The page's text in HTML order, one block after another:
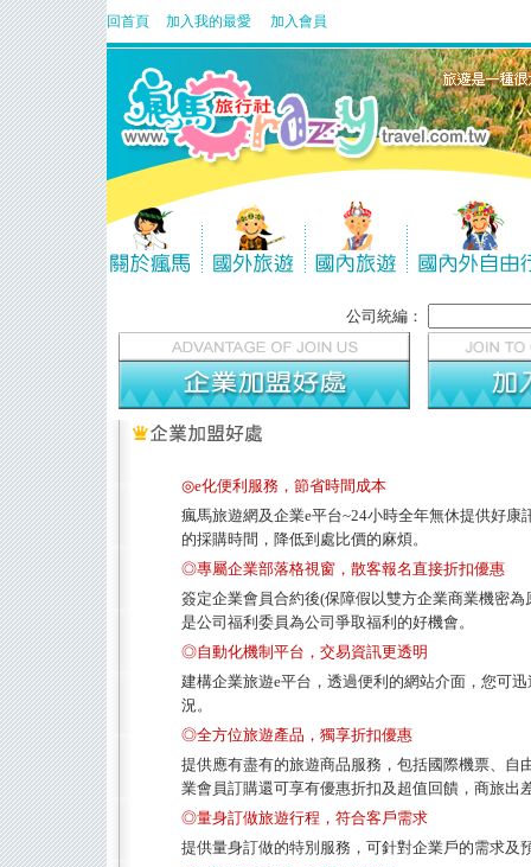
回首頁 加入我的最愛 加入會員
公司統編：
◎e化便利服務，節省時間成本
瘋馬旅遊網及企業e平台~24小時全年無休提供好
的採購時間，降低到處比價的麻煩。
◎專屬企業部落格視窗，散客報名直接折扣優惠
簽定企業會員合約後(保障假以雙方企業商業機密
是公司福利委員為公司爭取福利的好機會。
◎自動化機制平台，交易資訊更透明
建構企業旅遊e平台，透過便利的網站介面，您可
況。
◎全方位旅遊產品，獨享折扣優惠
提供應有盡有的旅遊商品服務，包括國際機票、
業會員訂購還可享有優惠折扣及超值回饋，商旅出
◎量身訂做旅遊行程，符合客戶需求
提供量身訂做的特別服務，可針對企業戶的需求及